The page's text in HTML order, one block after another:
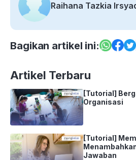
Raihana Tazkia
Bagikan artikel ini:
Artikel Terbaru
[Tutorial]
Organisasi
[Tutorial]
Jawaban